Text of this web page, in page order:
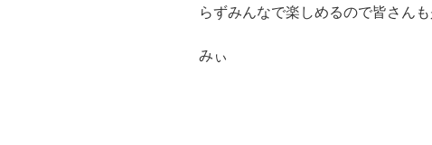
らずみんなで楽しめるので皆さん
みぃ